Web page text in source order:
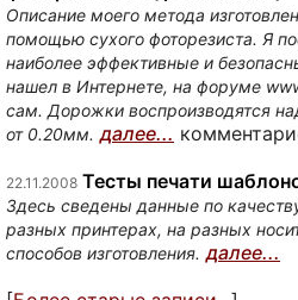
Описание моего метода
помощью сухого фоторезиста. Я
наиболее эффективные и
нашел в Интернете, на форуме
сам. Дорожки воспроизводятся
от 0.20мм. далее...
22.11.2008 Тесты печати
Здесь сведены данные по
разных принтерах, на разных
способов изготовления. далее...